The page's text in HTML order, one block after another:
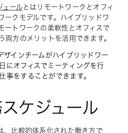
ュール とはリモートワークとオフィ
ークモデルです。ハイブリッドワ
ートワークの柔軟性とオフィスで
両方のメリットを活用できます。
ザインチームがハイブリッドワー
にオフィスでミーティングを行
事をすることができます。
ケジュール
、比較的体系化された働き方で